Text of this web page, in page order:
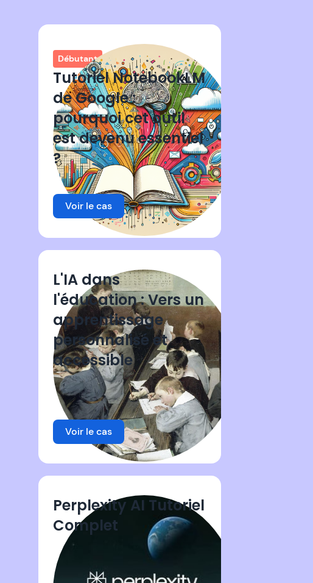
Débutant
Tutoriel NotebookLM
de Google :
pourquoi cet outil
est devenu essentiel
?
Voir le cas
L'IA dans
l'éducation : Vers un
apprentissage
personnalisé et
accessible
Voir le cas
Perplexity AI Tutoriel
Complet